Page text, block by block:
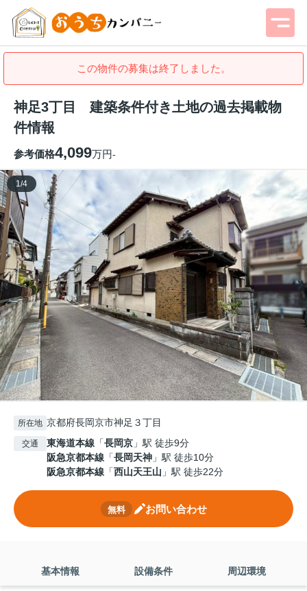
この物件の募集は終了しました。
神足3丁目 建築条件付き土地の過去掲載物
件情報
参考価格4,099万円-
1 /4
所在地 京都府長岡京市神足３丁目
交通 東海道本線 「長岡京 」駅 徒歩9分
阪急京都本線 「長岡天神 」駅 徒歩10分
阪急京都本線 「西山天王山 」駅 徒歩22分
無料 お問い合わせ
基本情報 設備条件 周辺環境